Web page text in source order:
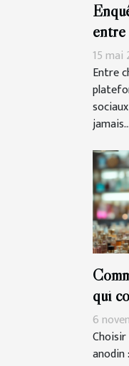
15 mai
Entre
jamais...
qui
6
anodin